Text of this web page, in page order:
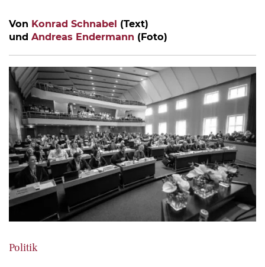
Von Konrad Schnabel (Text)
und Andreas Endermann (Foto)
Politik